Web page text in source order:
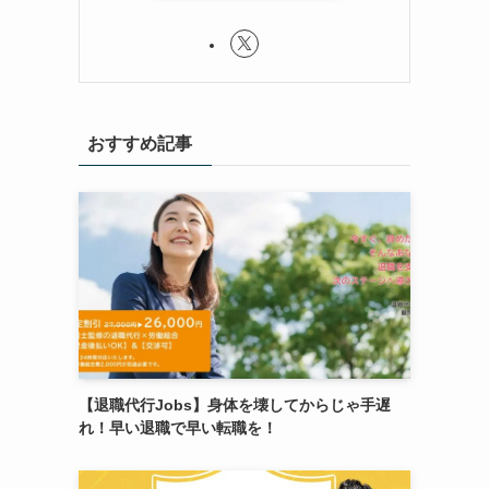
おすすめ記事
【退職代行Jobs】身体を壊してからじゃ手遅
れ！早い退職で早い転職を！